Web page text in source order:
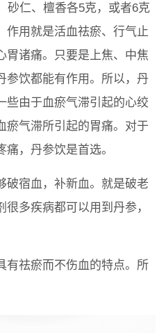
砂仁、檀香各5克，或者6克
作用就是活血祛瘀、行气止
胃诸痛。只要是上焦、中焦
参饮都能有作用。所以，丹
些由于血瘀气滞引起的心绞
瘀气滞所引起的胃痛。对于
，丹参饮是首选。
破宿血，补新血。就是破老
多疾病都可以用到丹参，
有祛瘀而不伤血的特点。所